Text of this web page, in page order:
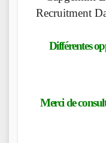
Différentes
Merci de